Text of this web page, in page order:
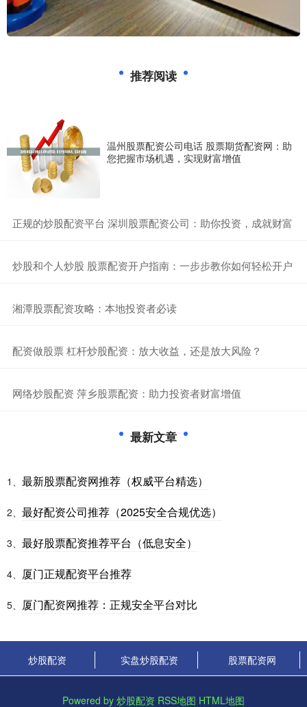
推荐阅读
温州股票配资公司电话 股票期货配资网：助
您把握市场机遇，实现财富增值
​正规的炒股配资平台 深圳股票配资公司：助你投资，成就财富
​炒股和个人炒股 股票配资开户指南：一步步教你如何轻松开户
​湘潭股票配资攻略：本地投资者必读
​配资做股票 杠杆炒股配资：放大收益，还是放大风险？
​网络炒股配资 萍乡股票配资：助力投资者财富增值
最新文章
1、 最新股票配资网推荐（权威平台精选）
2、 最好配资公司推荐（2025安全合规优选）
3、 最好股票配资推荐平台（低息安全）
4、 厦门正规配资平台推荐
5、 厦门配资网推荐：正规安全平台对比
炒股配资 实盘炒股配资 股票配资网
Powered by 炒股配资 RSS地图 HTML地图